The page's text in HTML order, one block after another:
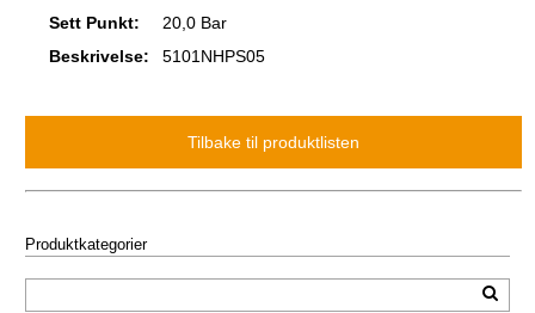
Sett Punkt:
20,0 Bar
Beskrivelse:
5101NHPS05
Produktkategorier